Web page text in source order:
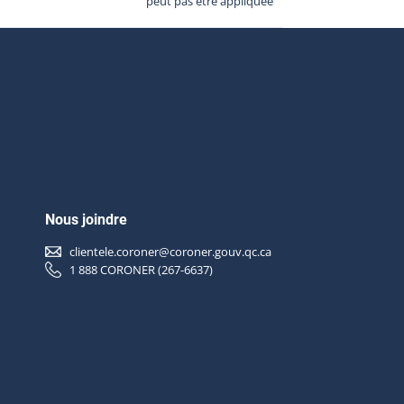
Nous joindre
clientele.coroner@coroner.gouv.qc.ca
1 888 CORONER (267-6637)